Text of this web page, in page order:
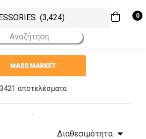
0
Εγγραφή
το password σας για να συνδεθείτε.
Ξεχάσατε το password σας;
MASS MARKET
αποτελέσματα
πωλήσεις
Διαθεσιμότητα